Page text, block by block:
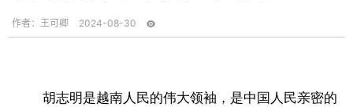
作者： 王可卿 2024-08-30
胡志明是越南人民的伟大领袖，是中国人民亲密的